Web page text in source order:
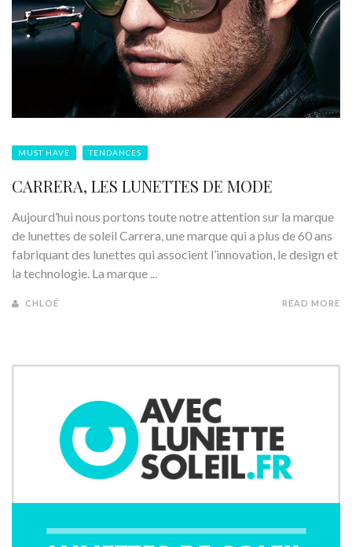
MUST HAVE TENDANCES
CARRERA, LES LUNETTES DE MODE
Aujourd’hui nous portons toute notre attention sur la marque
de lunettes de soleil Carrera, une marque qui a plus de 60 ans
fabriquant des lunettes qui associent l’innovation, le design et
la technologie. La marque ...
CHLOÉ READ MORE